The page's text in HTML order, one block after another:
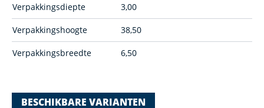
Verpakkingsdiepte 3,00
Verpakkingshoogte 38,50
Verpakkingsbreedte 6,50
BESCHIKBARE VARIANTEN